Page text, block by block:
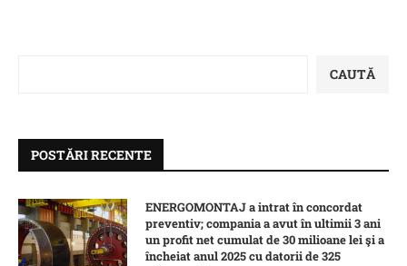
CAUTĂ
POSTĂRI RECENTE
ENERGOMONTAJ a intrat în concordat
preventiv; compania a avut în ultimii 3 ani
un profit net cumulat de 30 milioane lei şi a
încheiat anul 2025 cu datorii de 325